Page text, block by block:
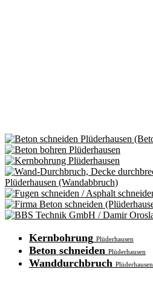
Kernbohrung Plüderhausen
Beton schneiden Plüderhausen
Wanddurchbruch Plüderhausen